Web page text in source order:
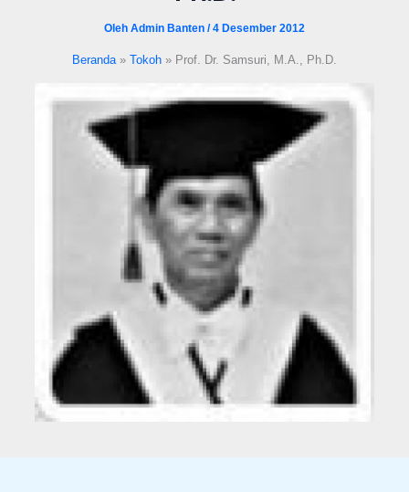
Oleh Admin Banten /4 Desember 2012
Beranda Tokoh Prof. Dr. Samsuri, M.A., Ph.D.